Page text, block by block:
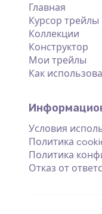
Главная
Курсор трейлы
Коллекции
Конструктор
Мои трейлы
Как
Условия
Политика
Политика
Отказ от